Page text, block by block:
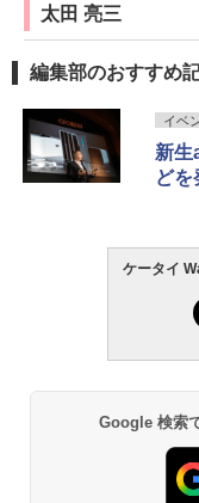
太田 亮三
編集部のおすすめ
イベ
新生
どを
ケータイ
Google 検索